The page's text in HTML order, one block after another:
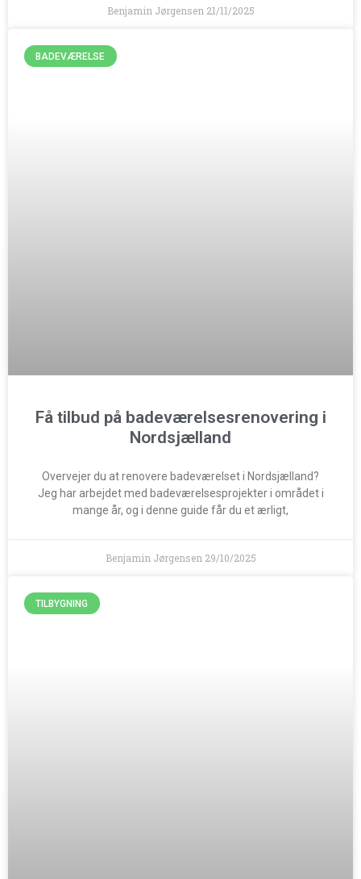
Benjamin Jørgensen 21/11/2025
BADEVÆRELSE
Få tilbud på badeværelsesrenovering i
Nordsjælland
Overvejer du at renovere badeværelset i Nordsjælland?
Jeg har arbejdet med badeværelsesprojekter i området i
mange år, og i denne guide får du et ærligt,
Benjamin Jørgensen 29/10/2025
TILBYGNING